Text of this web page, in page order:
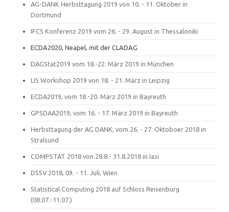
AG-DANK Herbsttagung 2019 von 10. - 11. Oktober in
Dortmund
IFCS Konferenz 2019 vom 26. - 29. August in Thessaloniki
ECDA2020, Neapel, mit der CLADAG
DAGStat2019 vom 18.-22. März 2019 in München
LIS Workshop 2019 von 18. - 21. März in Leipzig
ECDA2019, vom 18.-20. März 2019 in Bayreuth
GPSDAA2019, vom 16. - 17. März 2019 in Bayreuth
Herbsttagung der AG DANK, vom 26. - 27. Oktoboer 2018 in
Stralsund
COMPSTAT 2018 von 28.8.- 31.8.2018 in Iasi
DSSV 2018, 09. - 11. Juli, Wien
Statistical Computing 2018 auf Schloss Reisenburg
(08.07.-11.07.)